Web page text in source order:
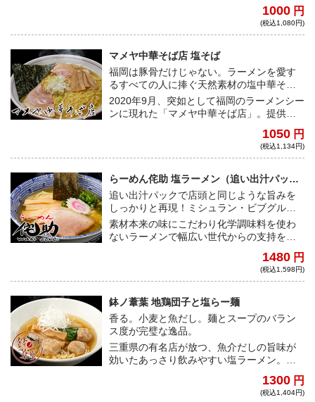
代表する一杯は老若男女問わずどんな方に
な味わいだ。丸鶏を贅沢に使用し煮込まれ
たスープは、秘伝の塩ダレと合わさること
れ、口に入れた途端にすーっと鶏の旨みが
鼻に突き抜ける。特注麺との相性は抜群
で、するすると喉を通り抜けて行く！こだ
わり抜いた食材の味が楽しめる、さらりと
飲み干せてしまう珠玉の一杯！
1000 円
(税込1,080円)
マメヤ中華そば店 塩そば
福岡は豚骨だけじゃない。ラーメンを愛す
るすべての人に捧ぐ天然素材の塩中華そ
ば。
2020年9月、突如として福岡のラーメンシー
ンに現れた「マメヤ中華そば店」。提供す
かノスタルジーを感じさせつつも、日々進
歩をやめないラーメンへの真摯な姿勢があ
うまかハーブ鶏の生ガラをはじめ、南天草
産の煮干しや枕崎産の鰹節など、こだわり
の天然素材をふんだんに用いたスープの旨
さは、筆舌に尽くし難い。ぜひご自分の舌
で確かめて頂きたい。
1050 円
(税込1,134円)
らーめん侘助 塩ラーメン（追い出汁パック
付き）
追い出汁パックで店頭と同じような旨みを
しっかりと再現！ミシュラン・ビブグルマ
ン獲得店舗の乾物の旨味を堪能できる塩ら
ーめん
素材本来の味にこだわり化学調味料を使わ
ないラーメンで幅広い世代からの支持を得
道を代表する銘店だ。煮干と昆布の風味を
しっかりと感じるスープと、適度な食感の
湯煎後に追い出汁パックを入れてひと煮立
ちさせれば、魚介の旨みが存分に引き出さ
れ、店頭で提供される味と比べても遜色な
い仕上がりとなる！
1480 円
(税込1,598円)
鉢ノ葦葉 地鶏団子と塩らー麺
香る。小麦と魚だし。麺とスープのバラン
ス度が完璧な逸品。
三重県の有名店が放つ、魚介だしの旨味が
効いたあっさり飲みやすい塩ラーメン。自
ューミーなつみれが4つも入っており、食べ
1300 円
(税込1,404円)